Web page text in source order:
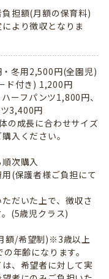
担額(月額の保育料)
より徴収となりま
冬用2,500円(全園児)
ド付き) 1,200円
ーフパンツ1,800円、
3,400円
の成長に合わせサイズ
入ください。
次購入
(保護者様ご負担にて
だいた上で、徴収さ
(5歳児クラス)
額/希望制)※3歳以上
年齢になります。
、希望者に対して実